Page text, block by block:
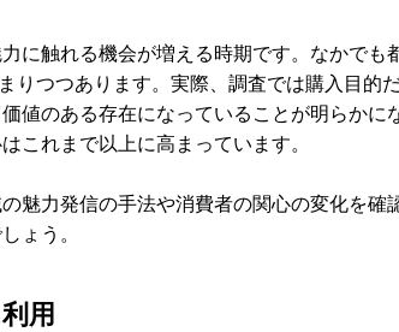
に触れる機会が増える時期です。なかでも
りつつあります。実際、調査では購入目的
値のある存在になっていることが明らかに
これまで以上に高まっています。
魅力発信の手法や消費者の関心の変化を確
ょう。
用